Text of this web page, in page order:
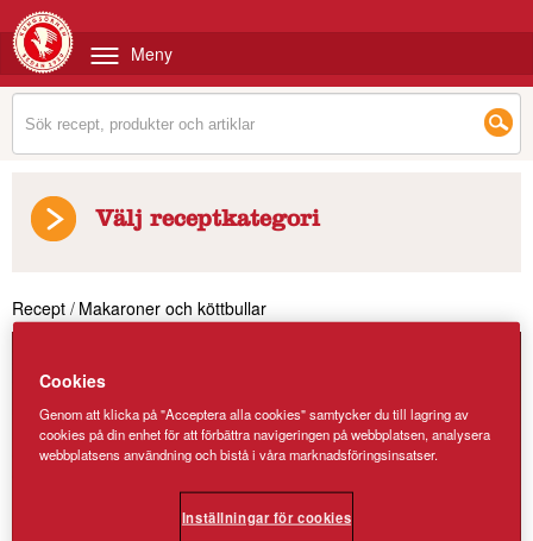
Meny
Välj receptkategori
Recept / Makaroner och köttbullar
Cookies
Genom att klicka på "Acceptera alla cookies" samtycker du till lagring av
cookies på din enhet för att förbättra navigeringen på webbplatsen, analysera
webbplatsens användning och bistå i våra marknadsföringsinsatser.
Inställningar för cookies